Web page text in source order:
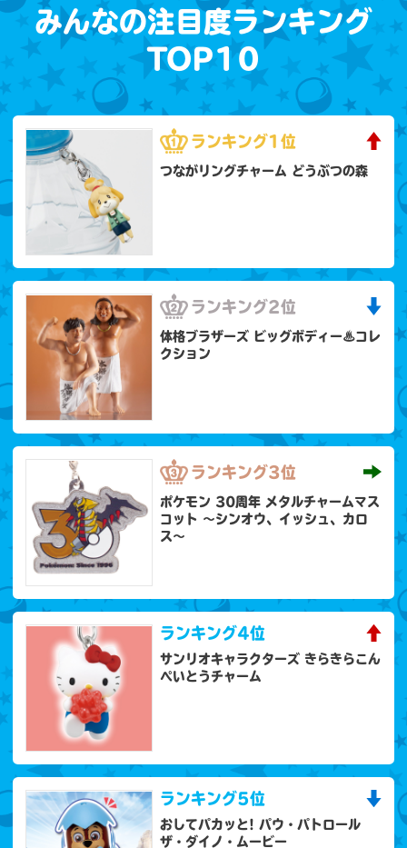
みんなの注目度ランキング
TOP10
ランキング1位
つながリングチャーム どうぶつの森
ランキング2位
体格ブラザーズ ビッグボディー♨コレ
クション
ランキング3位
ポケモン 30周年 メタルチャームマス
コット 〜シンオウ、イッシュ、カロ
ス〜
ランキング4位
サンリオキャラクターズ きらきらこん
ぺいとうチャーム
ランキング5位
おしてパカッと! パウ・パトロール
ザ・ダイノ・ムービー